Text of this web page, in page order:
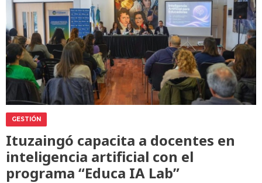
GESTIÓN
Ituzaingó capacita a docentes en
inteligencia artificial con el
programa “Educa IA Lab”